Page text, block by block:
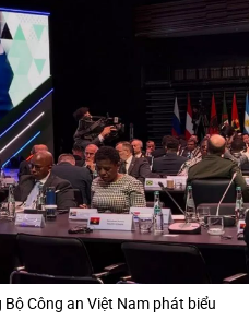
Công an Việt Nam phát biểu